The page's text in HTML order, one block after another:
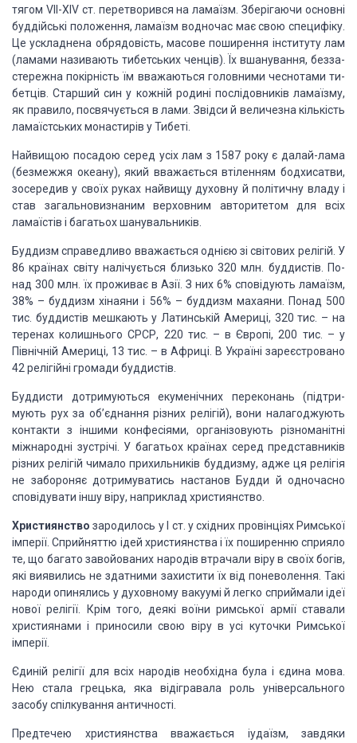
тягом VII-XIV ст. перетворився на ламаїзм. Зберігаючи основні
буддійські положення, ламаїзм водночас має свою специфіку.
Це ускладнена обрядовість, масове поширення інституту лам
(ламами називають тибетських ченців). Їх вшанування, безза­
стережна покірність їм вважаються головними чеснотами ти­
бетців. Старший син у кожній родині послідовників ламаїзму,
як правило, посвячується в лами. Звідси й величезна кількість
ламаїстськихмонастирів у Тибеті.
Найвищою посадою серед усіх лам з 1587 року є далай-лама
(безмежжя океану), який вважається втіленням бодхисатви,
зо­середив у своїх руках найвищу духовну й політичну владу і
став загальновизнаним верховним авторитетом для всіх
ламаїстів і багатьох шанувальників.
Буддизм справедливо вважається однією зі світових релігій. У
86 країнах світу налічується близько 320 млн. буддистів. По­
над 300 млн. їх проживає в Азії. З них 6% сповідують ламаїзм,
38% – буддизм хінаяни і 56% – буддизм махаяни. Понад 500
тис. буддистів мешкають у Латинській Америці, 320 тис. – на
тере­нах колишнього СРСР, 220 тис. – в Європі, 200 тис. – у
Північній Америці, 13 тис. – в Африці. В Україні зареєстровано
42 релігійні громади буддистів.
Буддисти дотримуються екуменічних переконань (підтри­
мують рух за об’єднання різних релігій), вони налагоджують
контакти з іншими конфесіями, організовують різноманітні
міжнародні зустрічі. У багатьох країнах серед представників
різних релігій чимало прихильників буддизму, адже ця релігія
не забороняє дотримуватись настанов Будди й одночасно
сповід­увати іншувіру, наприклад християнство.
Християнство зародилось у І ст. у східних провінціяхРимської
імперії. Сприйняттю ідей християнства і їх поширенню сприяло
те, що багато завойованих народів втрачали віру в своїх богів,
які виявились не здатними захистити їх від поневолення. Такі
наро­ди опинялись у духовному вакуумі й легко сприймали ідеї
нової релігії. Крім того, деякі воїни римської армії ставали
християна­ми і приносили свою віру в усі куточки Римської
імперії.
Єдиній релігії для всіх народів необхідна була і єдина мова.
Нею стала грецька, яка відігравала роль універсального
засобу спілкування античності.
Предтечею християнства вважається іудаїзм, завдяки